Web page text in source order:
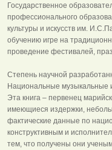
Государственное
профессионального
культуры и искусств им.
обучению игре на
проведение фестивалей,
Степень научной
Национальные музыкальные
Эта книга – первенец
имеющиеся издержки,
фактические данные по
конструктивным и
тем, что получены они